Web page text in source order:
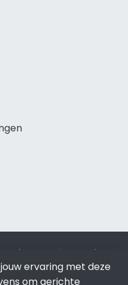
door SEO-bureau
Lion
resultaten?SEO
is onderdeel van
ervaring met deze
om gerichte